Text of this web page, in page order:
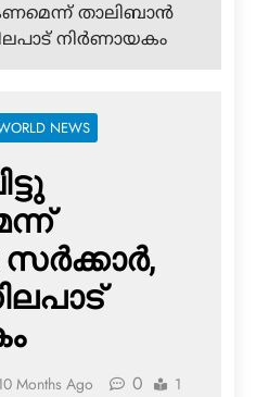
താലിബാന്‍
നിര്‍ണായകം
NEWS
Months Ago 0
1